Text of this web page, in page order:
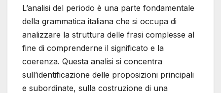
L’analisi del periodo è una parte fondamentale
della grammatica italiana che si occupa di
analizzare la struttura delle frasi complesse al
fine di comprenderne il significato e la
coerenza. Questa analisi si concentra
sull’identificazione delle proposizioni principali
e subordinate, sulla costruzione di una